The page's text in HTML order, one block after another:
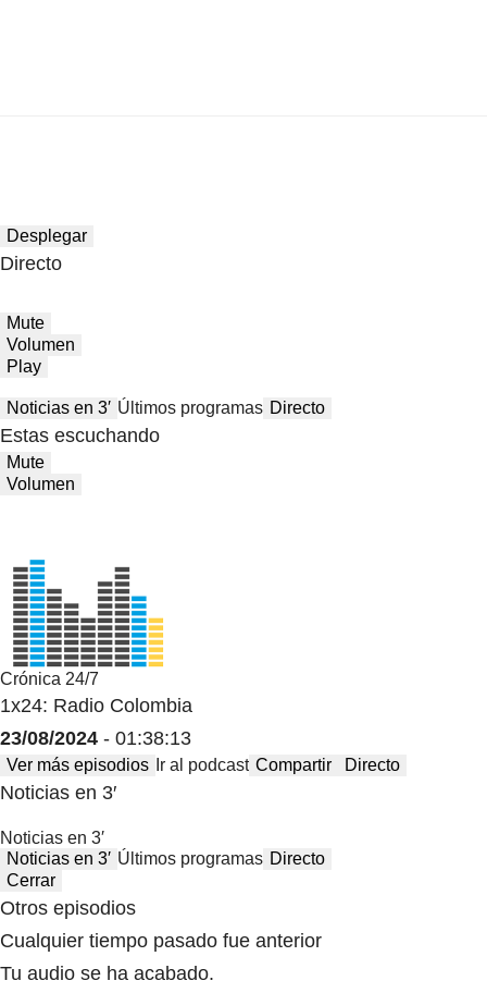
Desplegar
Directo
Mute
Volumen
Play
Noticias en 3′ Últimos programas Directo
Estas escuchando
Mute
Volumen
Crónica 24/7
1x24: Radio Colombia
23/08/2024 - 01:38:13
Ver más episodios Ir al podcast Compartir Directo
Noticias en 3′
Noticias en 3′
Noticias en 3′ Últimos programas Directo
Cerrar
Otros episodios
Cualquier tiempo pasado fue anterior
Tu audio se ha acabado.